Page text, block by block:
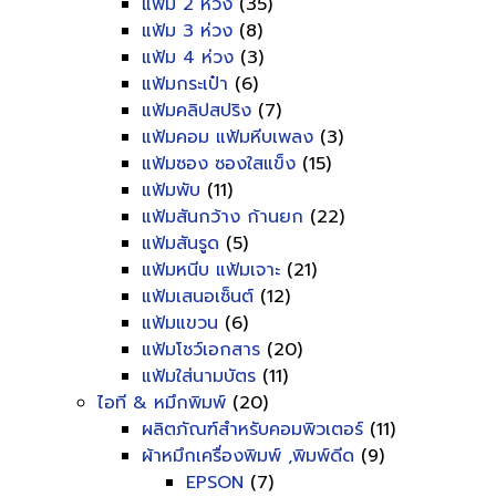
แฟ้ม 3 ห่วง (8)
แฟ้ม 4 ห่วง (3)
แฟ้มกระเป๋า (6)
แฟ้มคลิปสปริง (7)
แฟ้มคอม แฟ้มหีบเพลง (3)
แฟ้มซอง ซองใสแข็ง (15)
แฟ้มพับ (11)
แฟ้มสันกว้าง ก้านยก (22)
แฟ้มสันรูด (5)
แฟ้มหนีบ แฟ้มเจาะ (21)
แฟ้มเสนอเซ็นต์ (12)
แฟ้มแขวน (6)
แฟ้มโชว์เอกสาร (20)
แฟ้มใส่นามบัตร (11)
ไอที & หมึกพิมพ์ (20)
ผลิตภัณฑ์สำหรับคอมพิวเตอร์ (11)
ผ้าหมึกเครื่องพิมพ์ ,พิมพ์ดีด (9)
EPSON (7)